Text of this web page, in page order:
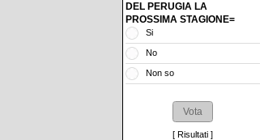
DEL PERUGIA LA
PROSSIMA STAGIONE=
Si
No
Non so
[ Risultati ]